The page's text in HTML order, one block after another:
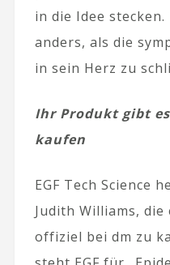
in die Idee
anders, als die
in sein Herz zu
Ihr Produkt gibt
kaufen
EGF Tech Science
Judith Williams, die
offiziel bei dm zu